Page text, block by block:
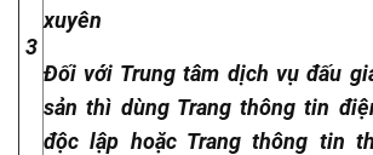
3
xuyên
Đối với Trung tâm dịch vụ đấu
sản thì dùng Trang thông tin
độc lập hoặc Trang thông tin